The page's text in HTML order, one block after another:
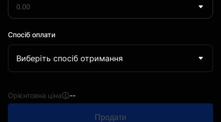
Спосіб оплати
Виберіть спосіб отримання
Орієнтовна ціна --
Продати